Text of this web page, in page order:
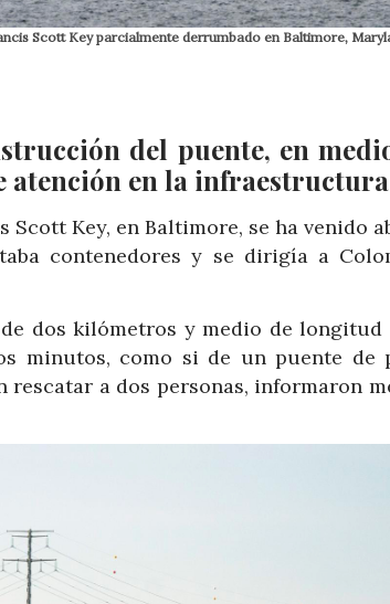
Scott Key parcialmente derrumbado en Baltimore,
del puente, en
atención en la infraestructura
Key, en Baltimore, se ha venido
contenedores y se dirigía a
dos kilómetros y medio de longitud
minutos, como si de un puente de
a dos personas, informaron